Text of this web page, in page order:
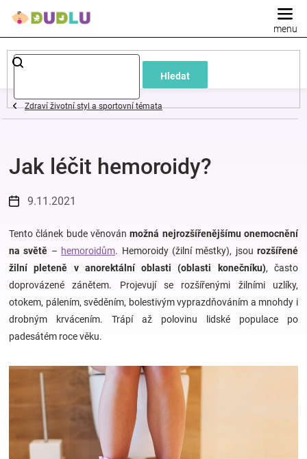
Hledat
Dětské
a
oblečení
Pokojíček
a
kojenecká
výbava
Hračky
zábava
Zdraví životní styl a sportovní témata
Jak léčit hemoroidy?
9.11.2021
Tento článek bude věnovánmožná nejrozšířenějšímu onemocnění
na světě – hemoroidům. Hemoroidy (žilní městky), jsou rozšířené
žilní pleteně v anorektální oblasti (oblasti konečníku), často
doprovázené zánětem. Projevují se rozšířenými žilními uzlíky,
otokem, pálením, svěděním, bolestivým vyprazdňováním a mnohdy i
drobným krvácením. Trápí až polovinu lidské populace po
padesátém roce věku.